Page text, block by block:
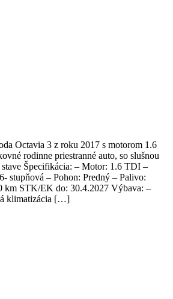
Octavia 3 z roku 2017 s motorom 1.6
rodinne priestranné auto, so slušnou
Špecifikácia: – Motor: 1.6 TDI –
stupňová – Pohon: Predný – Palivo:
km STK/EK do: 30.4.2027 Výbava: –
klimatizácia […]